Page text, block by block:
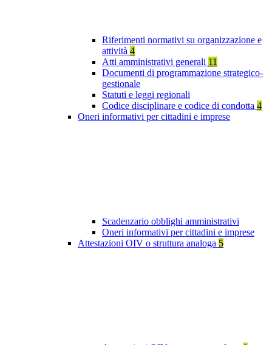
Riferimenti normativi su organizzazione e
attività 4
Atti amministrativi generali 11
Documenti di programmazione strategico-
gestionale
Statuti e leggi regionali
Codice disciplinare e codice di condotta 4
Oneri informativi per cittadini e imprese
Scadenzario obblighi amministrativi
Oneri informativi per cittadini e imprese
Attestazioni OIV o struttura analoga 5